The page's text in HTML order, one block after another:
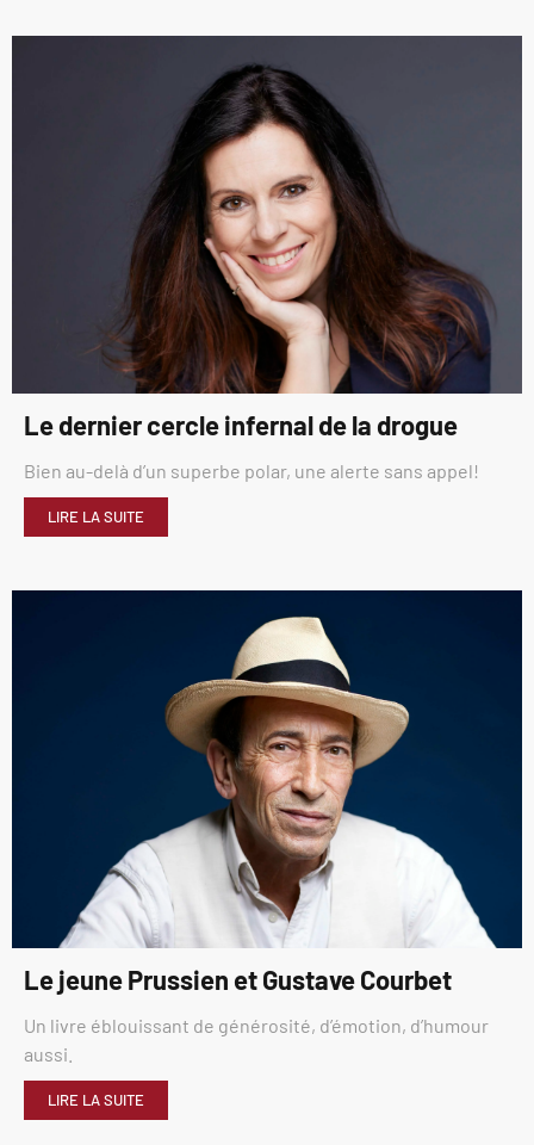
Le dernier cercle infernal de la drogue
Bien au-delà d’un superbe polar, une alerte sans appel!
LIRE LA SUITE
Le jeune Prussien et Gustave Courbet
Un livre éblouissant de générosité, d’émotion, d’humour
aussi.
LIRE LA SUITE